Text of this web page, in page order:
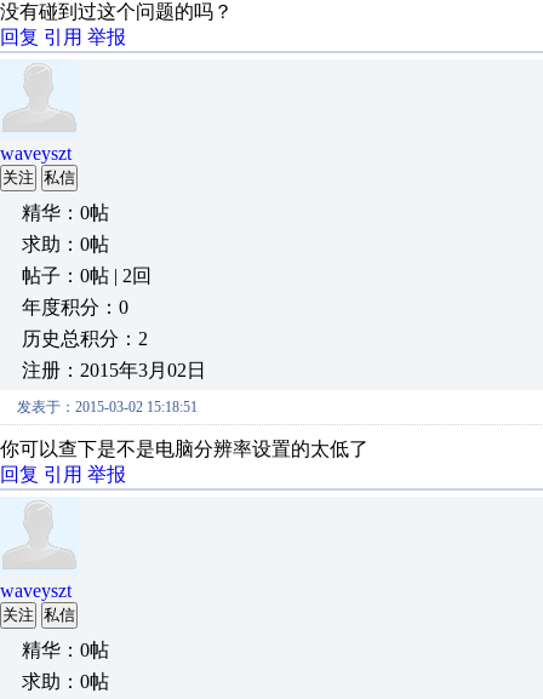
没有碰到过这个问题的吗？
回复 引用 举报
waveyszt
关注 私信
精华：0帖
求助：0帖
帖子：0帖 | 2回
年度积分：0
历史总积分：2
注册：2015年3月02日
发表于：2015-03-02 15:18:51
你可以查下是不是电脑分辨率设置的太低了
回复 引用 举报
waveyszt
关注 私信
精华：0帖
求助：0帖